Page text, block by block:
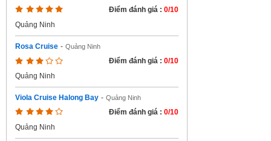
Điểm đánh giá : 0/10
Quảng Ninh
Rosa Cruise - Quảng Ninh
Điểm đánh giá : 0/10
Quảng Ninh
Viola Cruise Halong Bay - Quảng Ninh
Điểm đánh giá : 0/10
Quảng Ninh